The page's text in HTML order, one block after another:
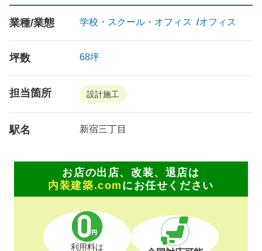
業種/業態 学校・スクール・オフィス オフィス
坪数 68坪
担当箇所 設計施工
駅名 新宿三丁目
お店の出店、改装、退店は
内装建築.com にお任せください
利用料は